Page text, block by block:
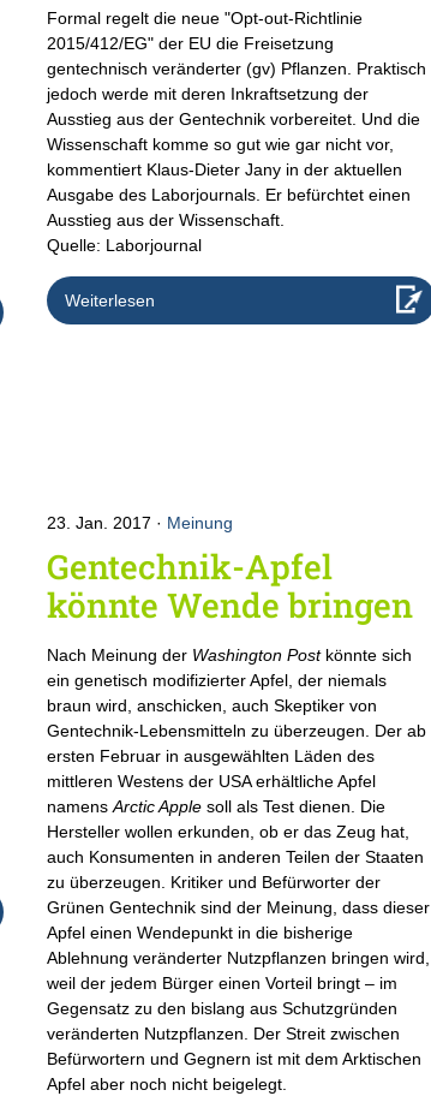
Formal regelt die neue "Opt-out-Richtlinie
2015/412/EG" der EU die Freisetzung
gentechnisch veränderter (gv) Pflanzen. Praktisch
jedoch werde mit deren Inkraftsetzung der
Ausstieg aus der Gentechnik vorbereitet. Und die
Wissenschaft komme so gut wie gar nicht vor,
kommentiert Klaus-Dieter Jany in der aktuellen
Ausgabe des Laborjournals. Er befürchtet einen
Ausstieg aus der Wissenschaft.
Quelle: Laborjournal
Weiterlesen
23. Jan. 2017 Meinung
Gentechnik-Apfel
könnte Wende bringen
Nach Meinung der Washington Post könnte sich
ein genetisch modifizierter Apfel, der niemals
braun wird, anschicken, auch Skeptiker von
Gentechnik-Lebensmitteln zu überzeugen. Der ab
ersten Februar in ausgewählten Läden des
mittleren Westens der USA erhältliche Apfel
namensArctic Apple soll als Test dienen. Die
Hersteller wollen erkunden, ob er das Zeug hat,
auch Konsumenten in anderen Teilen der Staaten
zu überzeugen. Kritiker und Befürworter der
Grünen Gentechnik sind der Meinung, dass dieser
Apfel einen Wendepunkt in die bisherige
Ablehnung veränderter Nutzpflanzen bringen wird,
weil der jedem Bürger einen Vorteil bringt – im
Gegensatz zu den bislang aus Schutzgründen
veränderten Nutzpflanzen. Der Streit zwischen
Befürwortern und Gegnern ist mit dem Arktischen
Apfel aber noch nicht beigelegt.